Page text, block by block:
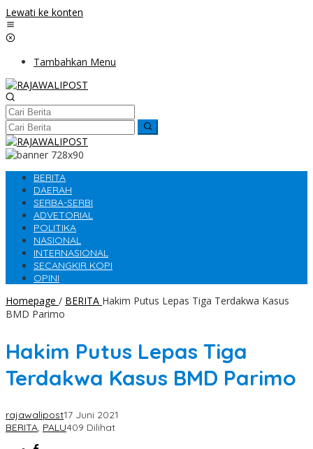
Lewati ke konten
Tambahkan Menu
BERITA
DAERAH
SERBA-SERBI
ADVETORIAL
POLITIKA
NASIONAL
INTERNASIONAL
SECANGKIR KOPI
OPINI
Homepage / BERITA Hakim Putus Lepas Tiga Terdakwa Kasus
BMD Parimo
Hakim Putus Lepas Tiga
Terdakwa Kasus BMD Parimo
rajawalipost17 Juni 2021
BERITA, PALU409 Dilihat